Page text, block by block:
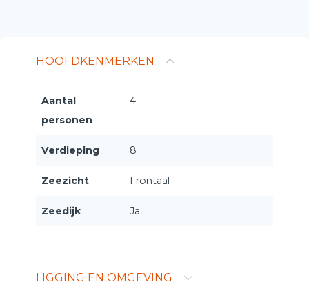
HOOFDKENMERKEN
Aantal
personen
4
Verdieping 8
Zeezicht Frontaal
Zeedijk Ja
LIGGING EN OMGEVING